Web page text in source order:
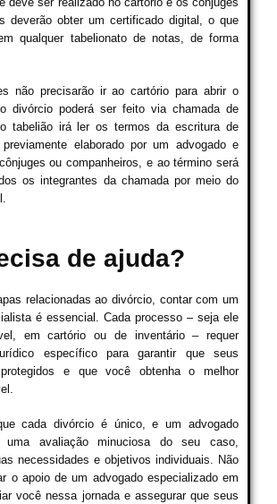
deverão obter um certificado digital, o que
qualquer tabelionato de notas, de forma
não precisarão ir ao cartório para abrir o
divórcio poderá ser feito via chamada de
tabelião irá ler os termos da escritura de
elaborado por um advogado e
ou companheiros, e ao término será
os integrantes da chamada por meio do
de ajuda?
relacionadas ao divórcio, contar com um
é essencial. Cada processo – seja ele
em cartório ou de inventário – requer
específico para garantir que seus
e que você obtenha o melhor
cada divórcio é único, e um advogado
uma avaliação minuciosa do seu caso,
necessidades e objetivos individuais. Não
o apoio de um advogado especializado em
você nessa jornada e assegurar que seus